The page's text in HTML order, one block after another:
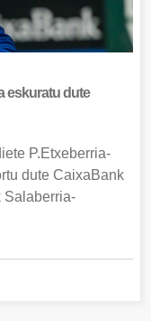
eskuratu dute
P.Etxeberria-
dute CaixaBank
Salaberria-